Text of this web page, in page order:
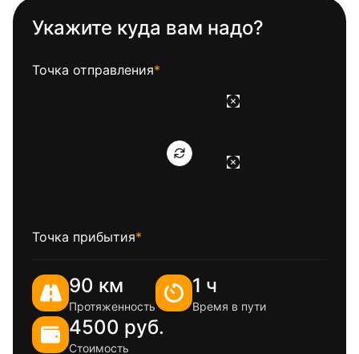
Укажите куда вам надо?
Точка отправления*
Точка прибытия*
90 км
Протяженность
1 ч
Время в пути
4500 руб.
Стоимость